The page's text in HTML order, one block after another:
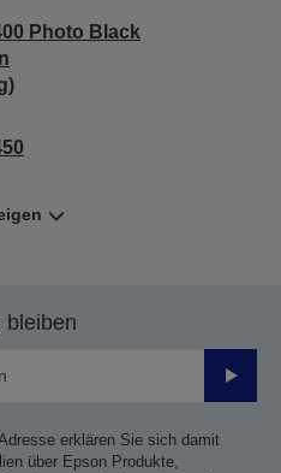
Photo Black
bleiben
erklären Sie sich damit
über Epson Produkte,